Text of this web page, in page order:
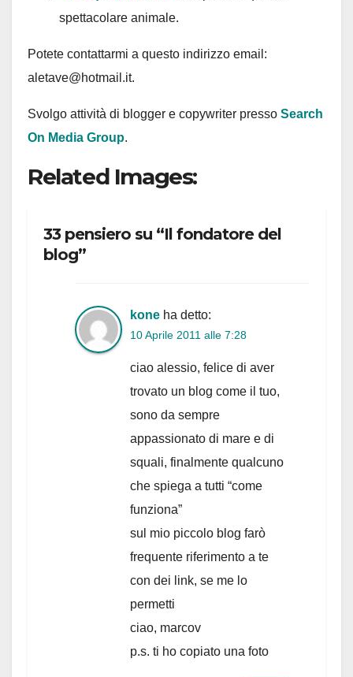
spettacolare animale.
Potete contattarmi a questo indirizzo email:
aletave@hotmail.it.
Svolgo attività di blogger e copywriter presso Search
On Media Group.
Related Images:
33 pensiero su “Il fondatore del
blog”
kone ha detto:
10 Aprile 2011 alle 7:28
ciao alessio, felice di aver
trovato un blog come il tuo,
sono da sempre
appassionato di mare e di
squali, finalmente qualcuno
che spiega a tutti “come
funziona”
sul mio piccolo blog farò
frequente riferimento a te
con dei link, se me lo
permetti
ciao, marcov
p.s. ti ho copiato una foto